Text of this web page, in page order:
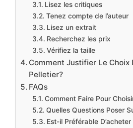
Lisez les critiques
Tenez compte de l’auteur
Lisez un extrait
Recherchez les prix
Vérifiez la taille
Comment Justifier Le Choix
Pelletier?
FAQs
Comment Faire Pour
Quelles Questions Poser
Est-il Préférable